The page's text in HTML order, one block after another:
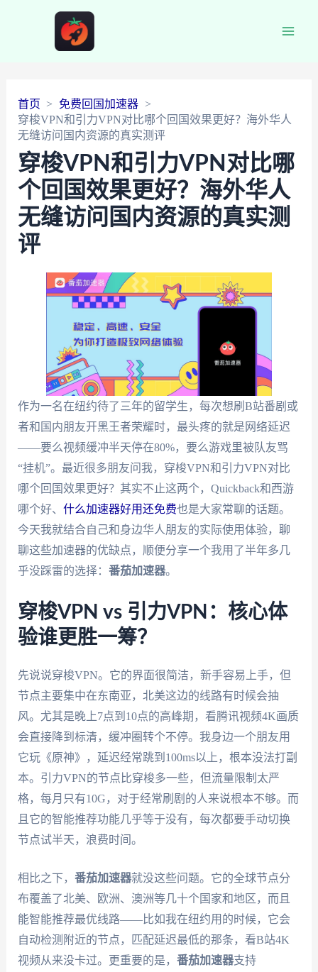
首页
免费回国加速器
穿梭VPN和引力VPN对比哪个回国效果更好？海外华人
无缝访问国内资源的真实测评
穿梭VPN和引力VPN对比哪
个回国效果更好？海外华人
无缝访问国内资源的真实测
评
作为一名在纽约待了三年的留学生，每次想刷B站番剧或
者和国内朋友开黑王者荣耀时，最头疼的就是网络延迟
——要么视频缓冲半天停在80%，要么游戏里被队友骂
“挂机”。最近很多朋友问我，穿梭VPN和引力VPN对比
哪个回国效果更好？其实不止这两个，Quickback和西游
哪个好、 什么加速器好用还免费也是大家常聊的话题。
今天我就结合自己和身边华人朋友的实际使用体验，聊
聊这些加速器的优缺点，顺便分享一个我用了半年多几
乎没踩雷的选择： 番茄加速器。
穿梭VPN vs 引力VPN：核心体
验谁更胜一筹？
先说说穿梭VPN。它的界面很简洁，新手容易上手，但
节点主要集中在东南亚，北美这边的线路有时候会抽
风。尤其是晚上7点到10点的高峰期，看腾讯视频4K画质
会直接降到标清，缓冲圈转个不停。我身边一个朋友用
它玩《原神》，延迟经常跳到100ms以上，根本没法打副
本。引力VPN的节点比穿梭多一些，但流量限制太严
格，每月只有10G，对于经常刷剧的人来说根本不够。而
且它的智能推荐功能几乎等于没有，每次都要手动切换
节点试半天，浪费时间。
相比之下， 番茄加速器就没这些问题。它的全球节点分
布覆盖了北美、欧洲、澳洲等几十个国家和地区，而且
能智能推荐最优线路——比如我在纽约用的时候，它会
自动检测附近的节点，匹配延迟最低的那条，看B站4K
视频从来没卡过。更重要的是， 番茄加速器支持